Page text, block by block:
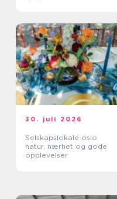
30. juli 2026
Selskapslokale oslo
natur, nærhet og gode
opplevelser